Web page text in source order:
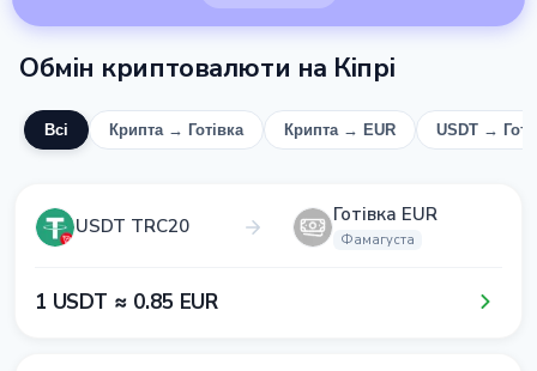
Обмін криптовалюти на Кіпрі
Всі Крипта → Готівка Крипта → EUR USDT →
USDT TRC20 Готівка EUR
Фамагуста
1​ USDT ≈ 0​.8​5​ EUR